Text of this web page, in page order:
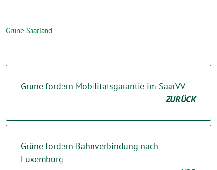
Grüne Saarland
Grüne fordern Mobilitätsgarantie im SaarVV
ZURÜCK
Grüne fordern Bahnverbindung nach
Luxemburg